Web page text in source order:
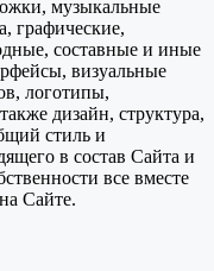
музыкальные
графические,
составные и иные
визуальные
логотипы,
дизайн, структура,
стиль и
в состав Сайта и
все вместе
Сайте.